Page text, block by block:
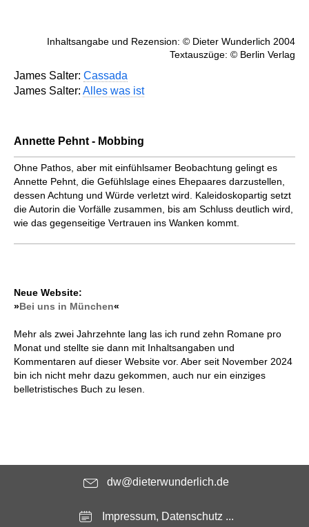
Inhaltsangabe und Rezension: © Dieter Wunderlich 2004
Textauszüge: © Berlin Verlag
James Salter: Cassada
James Salter: Alles was ist
Annette Pehnt - Mobbing
Ohne Pathos, aber mit einfühlsamer Beobachtung gelingt es
Annette Pehnt, die Gefühlslage eines Ehepaares darzustellen,
dessen Achtung und Würde verletzt wird. Kaleidoskopartig setzt
die Autorin die Vorfälle zusammen, bis am Schluss deutlich wird,
wie das gegenseitige Vertrauen ins Wanken kommt.
Neue Website:
»Bei uns in München«
Mehr als zwei Jahrzehnte lang las ich rund zehn Romane pro
Monat und stellte sie dann mit Inhaltsangaben und
Kommentaren auf dieser Website vor. Aber seit November 2024
bin ich nicht mehr dazu gekommen, auch nur ein einziges
belletristisches Buch zu lesen.
dw@dieterwunderlich.de
Impressum, Datenschutz ...